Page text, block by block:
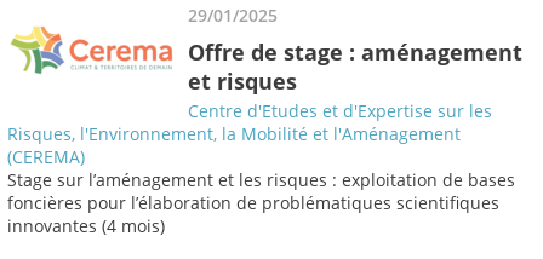
29/01/2025
Offre de stage : aménagement
et risques
Centre d'Etudes et d'Expertise sur les
Risques, l'Environnement, la Mobilité et l'Aménagement
(CEREMA)
Stage sur l’aménagement et les risques : exploitation de bases
foncières pour l’élaboration de problématiques scientifiques
innovantes (4 mois)